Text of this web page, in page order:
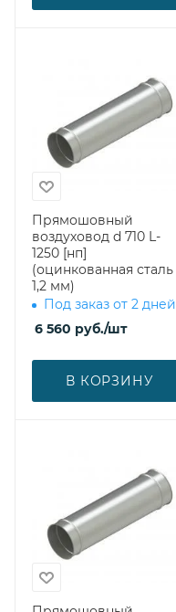
Прямошовный
воздуховод d 710 L-
1250 [нп]
(оцинкованная сталь
1,2 мм)
Под заказ от 2 дней
6 560 руб./шт
В КОРЗИНУ